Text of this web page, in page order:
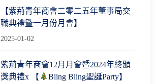
【紫荊青年商會二零二五年董事局交
職典禮暨一月份月會】
2025-01-02
紫荊青年商會12月月會暨2024年終頒
獎典禮x 【
Bling Bling聖誕Party】